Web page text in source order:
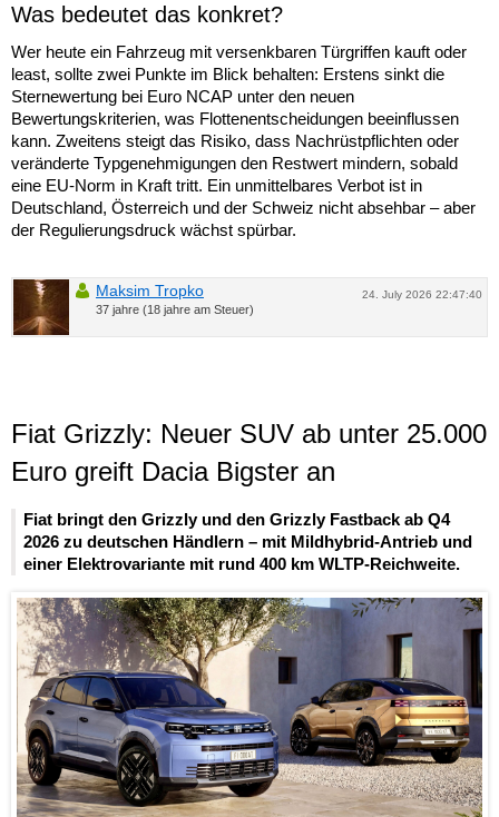
Was bedeutet das konkret?
Wer heute ein Fahrzeug mit versenkbaren Türgriffen kauft oder
least, sollte zwei Punkte im Blick behalten: Erstens sinkt die
Sternewertung bei Euro NCAP unter den neuen
Bewertungskriterien, was Flottenentscheidungen beeinflussen
kann. Zweitens steigt das Risiko, dass Nachrüstpflichten oder
veränderte Typgenehmigungen den Restwert mindern, sobald
eine EU-Norm in Kraft tritt. Ein unmittelbares Verbot ist in
Deutschland, Österreich und der Schweiz nicht absehbar – aber
der Regulierungsdruck wächst spürbar.
24. July 2026 22:47:40
Maksim Tropko
37 jahre (18 jahre am Steuer)
Fiat Grizzly: Neuer SUV ab unter 25.000
Euro greift Dacia Bigster an
Fiat bringt den Grizzly und den Grizzly Fastback ab Q4
2026 zu deutschen Händlern – mit Mildhybrid-Antrieb und
einer Elektrovariante mit rund 400 km WLTP-Reichweite.